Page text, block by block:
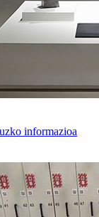
informazioa